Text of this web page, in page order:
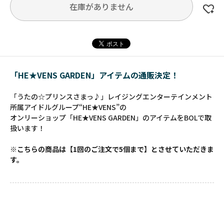
在庫がありません
「HE★VENS GARDEN」アイテムの通販決定！
「うたの☆プリンスさまっ♪」レイジングエンターテインメント
所属アイドルグループ“HE★VENS”の
オンリーショップ「HE★VENS GARDEN」のアイテムをBOLで取
扱います！
※こちらの商品は【1回のご注文で5個まで】とさせていただきま
す。